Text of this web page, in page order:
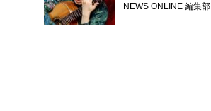
NEWS ONLINE 編集部